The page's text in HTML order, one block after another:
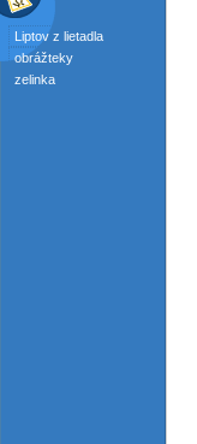
Liptov z lietadla
obrážteky
zelinka